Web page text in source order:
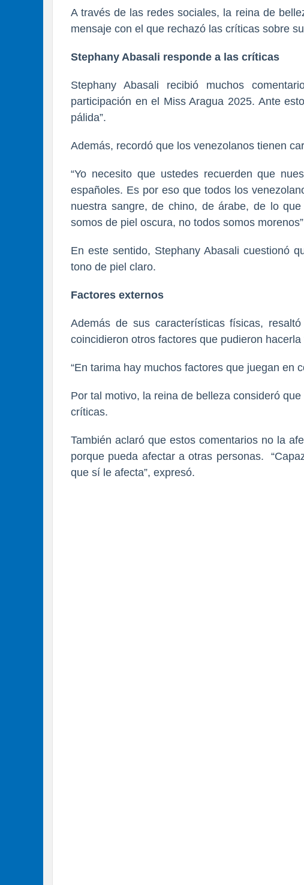
A través de las redes sociales, la reina de
mensaje con el que rechazó las críticas sobre
Stephany Abasali responde a las críticas
Stephany Abasali recibió muchos
participación en el Miss Aragua 2025. Ante
pálida”.
Además, recordó que los venezolanos tienen
“Yo necesito que ustedes recuerden que
españoles. Es por eso que todos los
nuestra sangre, de chino, de árabe, de lo
somos de piel oscura, no todos somos
En este sentido, Stephany Abasali cuestionó
tono de piel claro.
Factores externos
Además de sus características físicas,
coincidieron otros factores que pudieron
“En tarima hay muchos factores que juegan en
Por tal motivo, la reina de belleza consideró
críticas.
También aclaró que estos comentarios no la
porque pueda afectar a otras personas.
que sí le afecta”, expresó.